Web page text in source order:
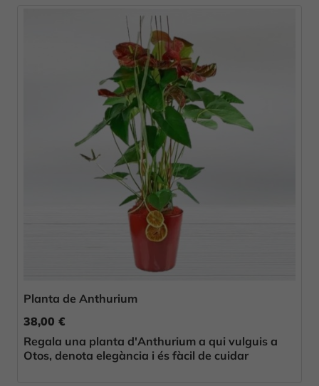
Planta de Anthurium
38,00 €
Regala una planta d'Anthurium a qui vulguis a
Otos, denota elegància i és fàcil de cuidar